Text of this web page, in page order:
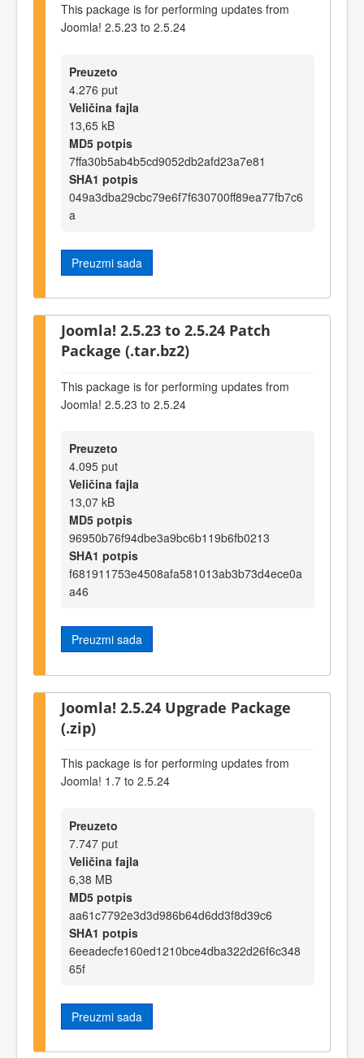
This package is for performing updates from
Joomla! 2.5.23 to 2.5.24
Preuzeto
4.276 put
Veličina fajla
13,65 kB
MD5 potpis
7ffa30b5ab4b5cd9052db2afd23a7e81
SHA1 potpis
049a3dba29cbc79e6f7f630700ff89ea77fb7c6
a
Preuzmi sada
Joomla! 2.5.23 to 2.5.24 Patch
Package (.tar.bz2)
This package is for performing updates from
Joomla! 2.5.23 to 2.5.24
Preuzeto
4.095 put
Veličina fajla
13,07 kB
MD5 potpis
96950b76f94dbe3a9bc6b119b6fb0213
SHA1 potpis
f681911753e4508afa581013ab3b73d4ece0a
a46
Preuzmi sada
Joomla! 2.5.24 Upgrade Package
(.zip)
This package is for performing updates from
Joomla! 1.7 to 2.5.24
Preuzeto
7.747 put
Veličina fajla
6,38 MB
MD5 potpis
aa61c7792e3d3d986b64d6dd3f8d39c6
SHA1 potpis
6eeadecfe160ed1210bce4dba322d26f6c348
65f
Preuzmi sada